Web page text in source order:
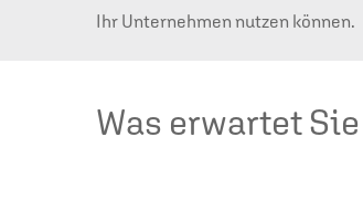
Ihr Unternehmen nutzen können.
Was erwartet